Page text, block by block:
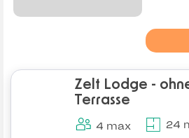
Zelt Lodge -
Terrasse
4 max 24